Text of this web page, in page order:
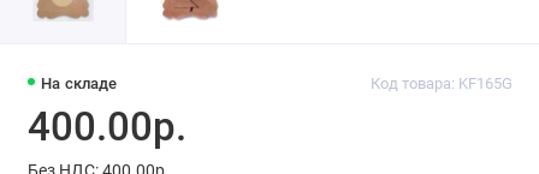
На складе Код товара: KF165G
400.00р.